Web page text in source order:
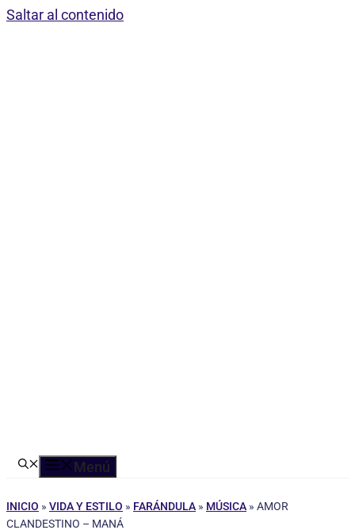
Saltar al contenido
Menú
INICIO » VIDA Y ESTILO » FARÁNDULA » MÚSICA » AMOR
CLANDESTINO – MANÁ